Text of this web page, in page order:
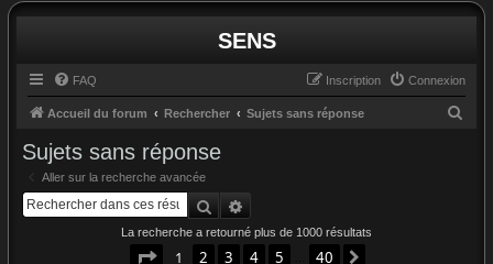
SENS
FAQ Connexion
Inscription
Accueil du forum Rechercher Sujets sans réponse
Sujets sans réponse
Aller sur la recherche avancée
Rechercher
La recherche a retourné plus de 1000 résultats
Page 1sur40
1 2 3 4 5 40